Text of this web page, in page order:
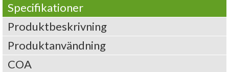
Specifikationer
Produktbeskrivning
Produktanvändning
COA